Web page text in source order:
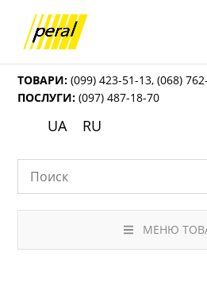
ТОВАРИ: (099) 423-51-13,(068)
ПОСЛУГИ: (097) 487-18-70
UA RU
МЕНЮ